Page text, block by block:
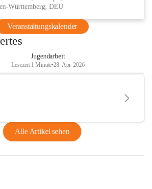
Württemberg, DEU
Veranstaltungskalender
Jugendarbeit
Lesezeit 1 Minute•28. Apr. 2026
Alle Artikel sehen